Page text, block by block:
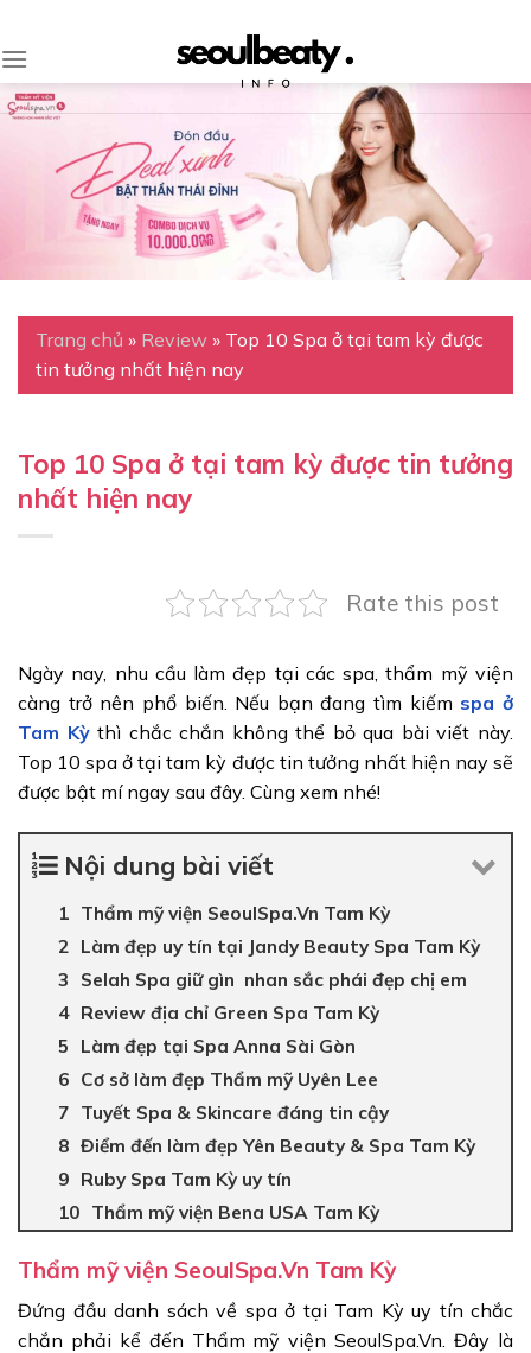
content
Trang chủ » Review » Top 10 Spa ở tại tam kỳ được
tin tưởng nhất hiện nay
Top 10 Spa ở tại tam kỳ được tin tưởng
nhất hiện nay
Rate this post
Ngày nay, nhu cầu làm đẹp tại các spa, thẩm mỹ viện
càng trở nên phổ biến. Nếu bạn đang tìm kiếm spa ở
Tam Kỳ thì chắc chắn không thể bỏ qua bài viết này.
Top 10 spa ở tại tam kỳ được tin tưởng nhất hiện nay sẽ
được bật mí ngay sau đây. Cùng xem nhé!
Nội dung bài viết
Thẩm mỹ viện SeoulSpa.Vn Tam Kỳ
Làm đẹp uy tín tại Jandy Beauty Spa Tam Kỳ
Selah Spa giữ gìn nhan sắc phái đẹp chị em
Review địa chỉ Green Spa Tam Kỳ
Làm đẹp tại Spa Anna Sài Gòn
Cơ sở làm đẹp Thẩm mỹ Uyên Lee
Tuyết Spa & Skincare đáng tin cậy
Điểm đến làm đẹp Yên Beauty & Spa Tam Kỳ
Ruby Spa Tam Kỳ uy tín
Thẩm mỹ viện Bena USA Tam Kỳ
Thẩm mỹ viện SeoulSpa.Vn Tam Kỳ
Đứng đầu danh sách về spa ở tại Tam Kỳ uy tín chắc
chắn phải kể đến Thẩm mỹ viện SeoulSpa.Vn. Đây là